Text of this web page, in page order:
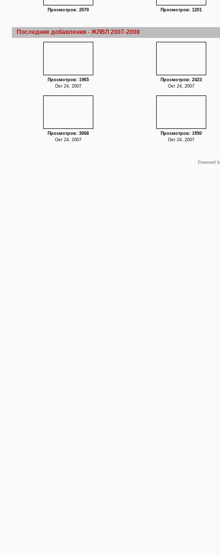
Просмотров: 2070 Просмотров: 1201
Последние добавления - ЖЛВЛ 2007-2008
Просмотров: 1965
Окт 24, 2007
Просмотров: 2423
Окт 24, 2007
Просмотров: 3068
Окт 24, 2007
Просмотров: 1950
Окт 24, 2007
Powered